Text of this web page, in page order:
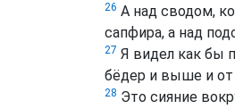
26 А над сводом,
сапфира, а над
27 Я видел как бы
бёдер и выше и от
28 Это сияние